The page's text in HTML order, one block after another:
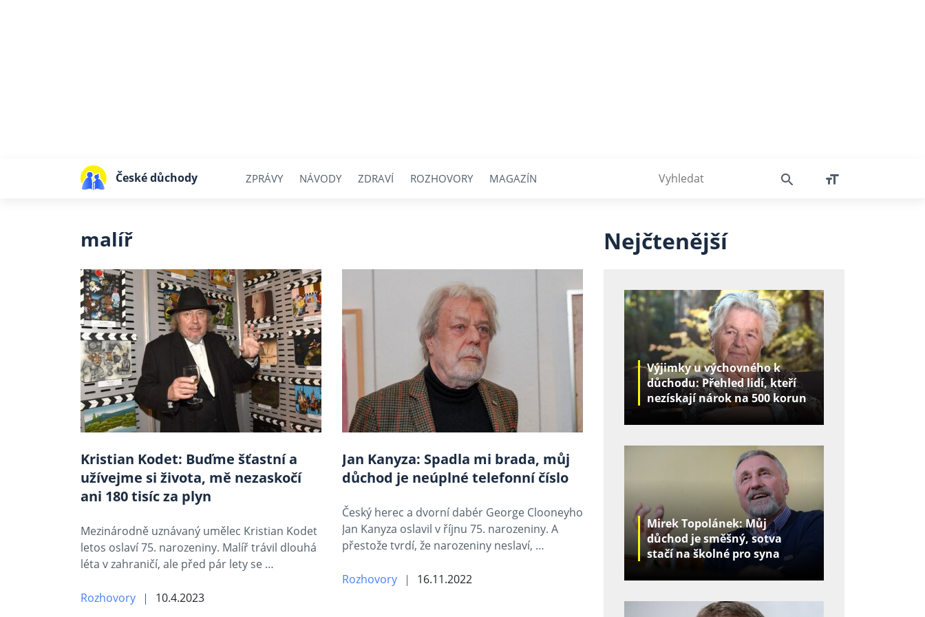
České důchody ZPRÁVY NÁVODY ZDRAVÍ ROZHOVORY MAGAZÍN
malíř
Kristian Kodet: Buďme šťastní a
užívejme si života, mě nezaskočí
ani 180 tisíc za plyn
Mezinárodně uznávaný umělec Kristian Kodet
letos oslaví 75. narozeniny. Malíř trávil dlouhá
léta v zahraničí, ale před pár lety se …
Rozhovory 10.4.2023
Jan Kanyza: Spadla mi brada, můj
důchod je neúplné telefonní číslo
Český herec a dvorní dabér George Clooneyho
Jan Kanyza oslavil v říjnu 75. narozeniny. A
přestože tvrdí, že narozeniny neslaví, …
Rozhovory 16.11.2022
Nejčtenější
Výjimky u výchovného k
důchodu: Přehled lidí, kteří
nezískají nárok na 500 korun
za děti
Mirek Topolánek: Můj
důchod je směšný, sotva
stačí na školné pro syna